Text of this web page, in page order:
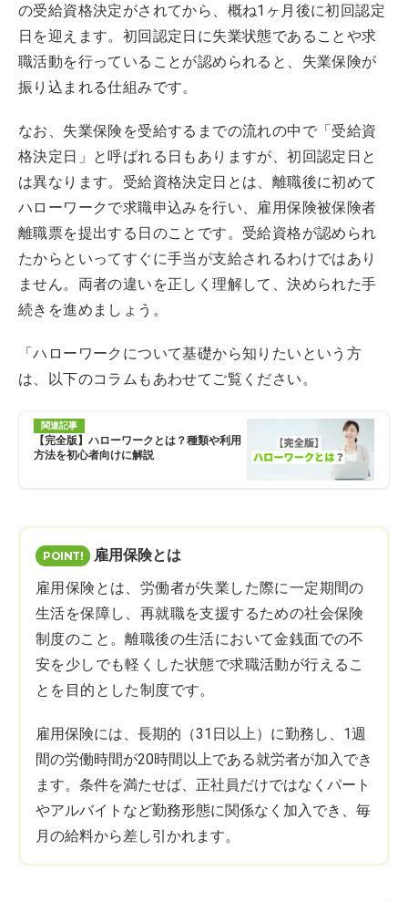
の受給資格決定がされてから、概ね1ヶ月後に初回認定
日を迎えます。初回認定日に失業状態であることや求
職活動を行っていることが認められると、失業保険が
振り込まれる仕組みです。
なお、失業保険を受給するまでの流れの中で「受給資
格決定日」と呼ばれる日もありますが、初回認定日と
は異なります。受給資格決定日とは、離職後に初めて
ハローワークで求職申込みを行い、雇用保険被保険者
離職票を提出する日のことです。受給資格が認められ
たからといってすぐに手当が支給されるわけではあり
ません。両者の違いを正しく理解して、決められた手
続きを進めましょう。
「ハローワークについて基礎から知りたいという方
は、以下のコラムもあわせてご覧ください。
関連記事
【完全版】ハローワークとは？種類や利用
方法を初心者向けに解説
雇用保険とは
雇用保険とは、労働者が失業した際に一定期間の
生活を保障し、再就職を支援するための社会保険
制度のこと。離職後の生活において金銭面での不
安を少しでも軽くした状態で求職活動が行えるこ
とを目的とした制度です。
雇用保険には、長期的（31日以上）に勤務し、1週
間の労働時間が20時間以上である就労者が加入でき
ます。条件を満たせば、正社員だけではなくパート
やアルバイトなど勤務形態に関係なく加入でき、毎
月の給料から差し引かれます。